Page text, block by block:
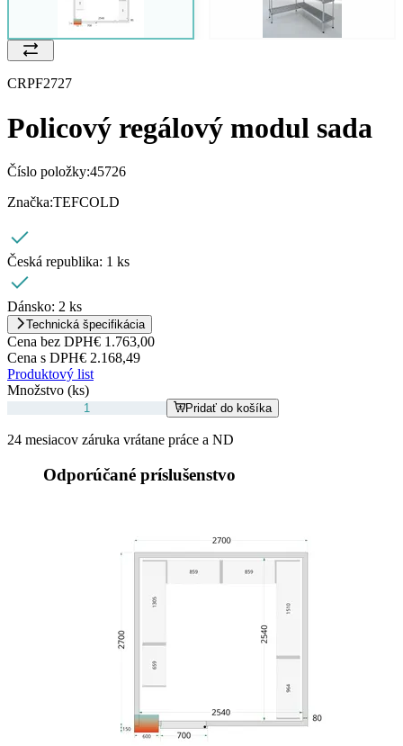
CRPF2727
Policový regálový modul sada
Číslo položky:45726
Značka:TEFCOLD
Česká republika: 1 ks
Dánsko: 2 ks
Technická špecifikácia
Cena bez DPH€ 1.763,00
Cena s DPH€ 2.168,49
Produktový list
Množstvo (ks)
Pridať do košíka
24 mesiacov záruka vrátane práce a ND
Odporúčané príslušenstvo